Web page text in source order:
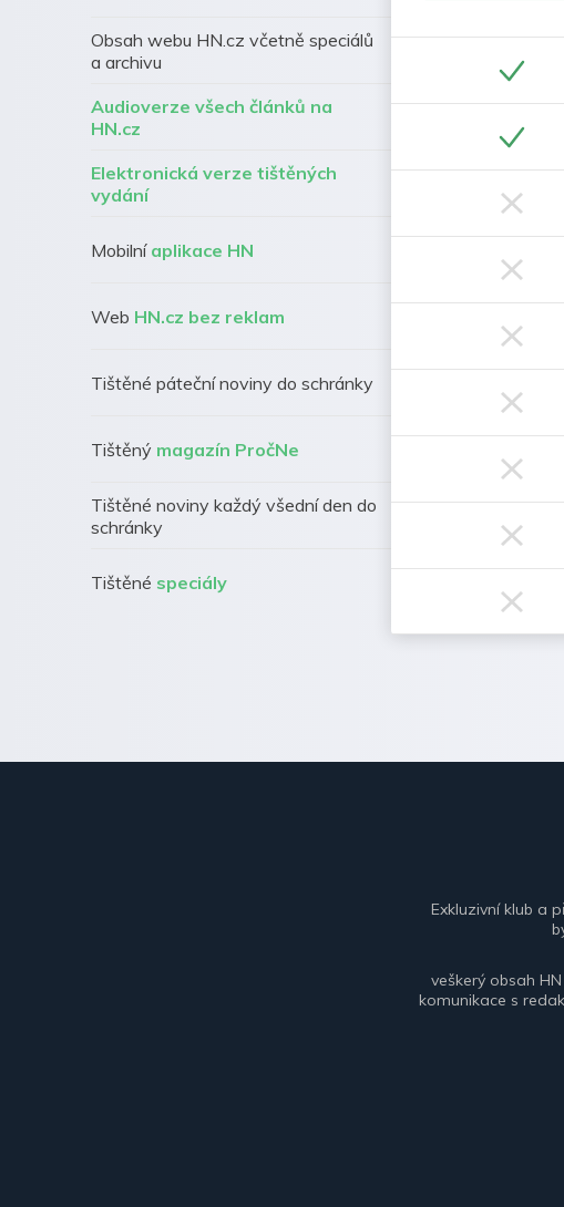
Obsah webu HN.cz včetně speciálů
a archivu
Audioverze všech článků na
HN.cz
Elektronická verze tištěných
vydání
Mobilní aplikace HN
Web HN.cz bez reklam
Tištěné páteční noviny do schránky
Tištěný magazín PročNe
Tištěné noviny každý všední den do
schránky
Tištěné speciály
Exkluzivní klub a
veškerý obsah
komunikace s